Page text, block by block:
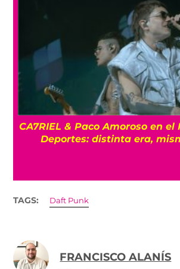
ENTREVISTA La despedida
Un último show en la
TAGS: Daft Punk
FRANCISCO ALANÍS